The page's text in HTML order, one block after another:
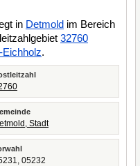
in Detmold im Bereich
32760
Eichholz.
Stadt
05232